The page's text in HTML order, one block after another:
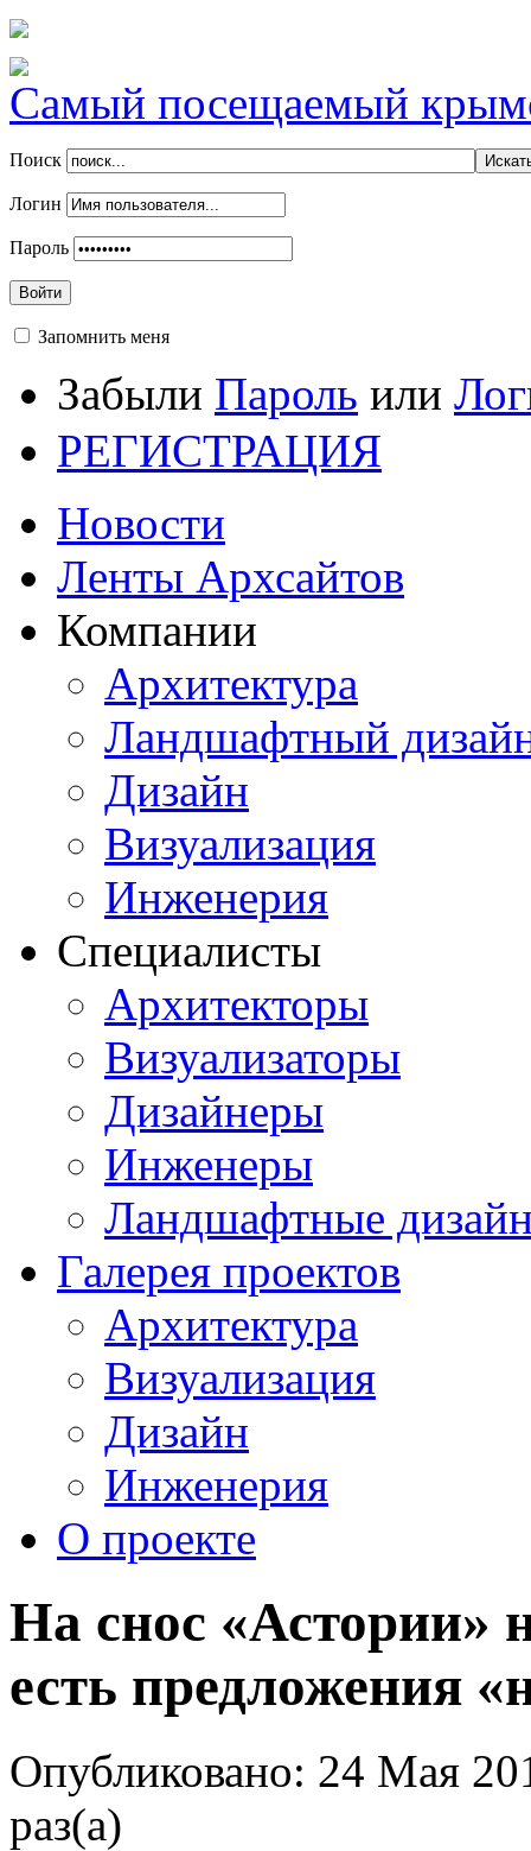
Самый посещаемый
Поиск
Логин
Пароль
Войти
Запомнить меня
Забыли Пароль или
РЕГИСТРАЦИЯ
Новости
Ленты Архсайтов
Компании
Архитектура
Ландшафтный
Дизайн
Визуализация
Инженерия
Специалисты
Архитекторы
Визуализаторы
Дизайнеры
Инженеры
Ландшафтные
Галерея проектов
Архитектура
Визуализация
Дизайн
Инженерия
О проекте
На снос «Астории»
есть предложения
Опубликовано: 24 Мая
раз(а)